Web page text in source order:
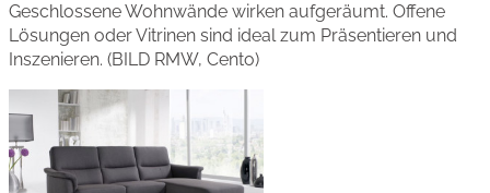
Geschlossene Wohnwände wirken aufgeräumt. Offene
Lösungen oder Vitrinen sind ideal zum Präsentieren und
Inszenieren. (BILD RMW, Cento)